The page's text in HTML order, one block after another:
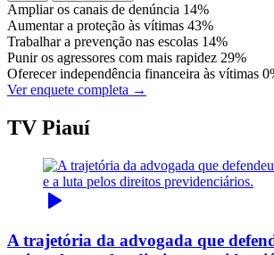
Ampliar os canais de denúncia 14%
Aumentar a proteção às vítimas 43%
Trabalhar a prevenção nas escolas 14%
Punir os agressores com mais rapidez 29%
Oferecer independência financeira às vítimas
Ver enquete completa →
TV Piauí
A trajetória da advogada que